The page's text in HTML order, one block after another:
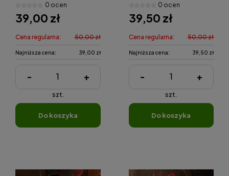
0 ocen
39,00 zł
Cena regularna: 50,00 zł
Najniższa cena: 39,00 zł
- +
szt.
do koszyka
0 ocen
39,50 zł
Cena regularna: 50,00 zł
Najniższa cena: 39,50 zł
- +
szt.
do koszyka